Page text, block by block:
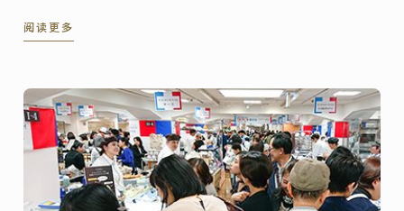
款产品。
阅读更多